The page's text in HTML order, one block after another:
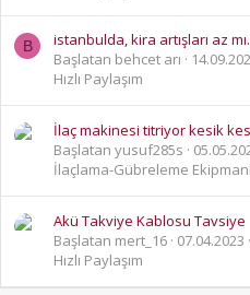
B
istanbulda, kira artışları az
Başlatan behcet arı
Hızlı Paylaşım
İlaç makinesi titriyor kesik
Başlatan yusuf285s
İlaçlama-Gübreleme
Akü Takviye Kablosu Tavsiye
Başlatan mert_16 07.04.2023
Hızlı Paylaşım